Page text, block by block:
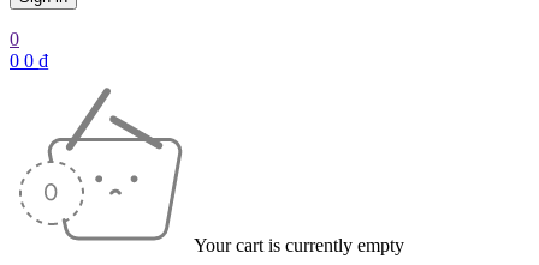
0
0 0 ₫
Your cart is currently empty